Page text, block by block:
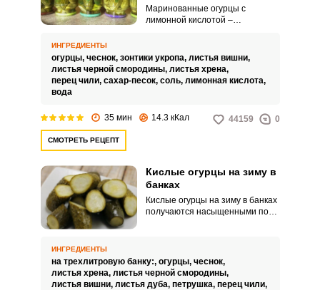
Маринованные огурцы с
лимонной кислотой –
и очень вкусными.
ИНГРЕДИЕНТЫ
огурцы, чеснок, зонтики укропа, листья вишни,
листья черной смородины, листья хрена,
перец чили, сахар-песок, соль, лимонная кислота,
вода
35 мин 14.3 кКал 44159 0
СМОТРЕТЬ РЕЦЕПТ
Кислые огурцы на зиму в
банках
Кислые огурцы на зиму в банках
получаются насыщенными по
угощениями и другими
домашними блюдами.
ИНГРЕДИЕНТЫ
на трехлитровую банку:, огурцы, чеснок,
листья хрена, листья черной смородины,
листья вишни, листья дуба, петрушка, перец чили,